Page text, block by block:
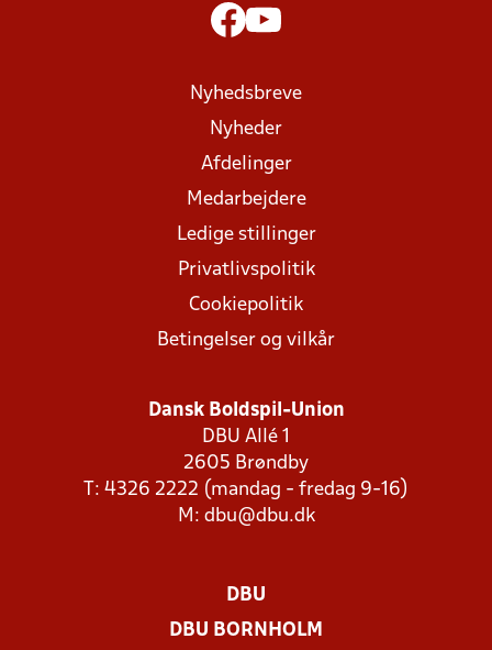
Nyhedsbreve
Nyheder
Afdelinger
Medarbejdere
Ledige stillinger
Privatlivspolitik
Cookiepolitik
Betingelser og vilkår
Dansk Boldspil-Union
DBU Allé 1
2605 Brøndby
T: 4326 2222 (mandag - fredag 9-16)
M: dbu@dbu.dk
DBU
DBU BORNHOLM